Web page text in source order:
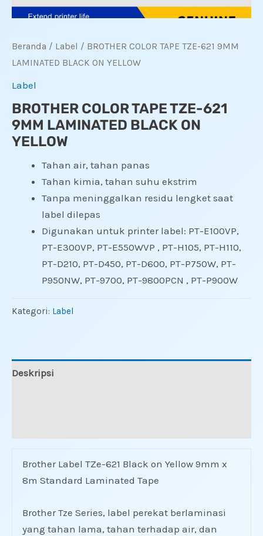
Beranda / Label / BROTHER COLOR TAPE TZE-621 9MM
LAMINATED BLACK ON YELLOW
Label
BROTHER COLOR TAPE TZE-621
9MM LAMINATED BLACK ON
YELLOW
Tahan air, tahan panas
Tahan kimia, tahan suhu ekstrim
Tanpa meninggalkan residu lengket saat
label dilepas
Digunakan untuk printer label: PT-E100VP,
PT-E300VP, PT-E550WVP , PT-H105, PT-H110,
PT-D210, PT-D450, PT-D600, PT-P750W, PT-
P950NW, PT-9700, PT-9800PCN , PT-P900W
Kategori: Label
Deskripsi
Brother Label TZe-621 Black on Yellow 9mm x
8m Standard Laminated Tape
Brother Tze Series, label perekat berlaminasi
yang tahan lama, tahan terhadap air, dan